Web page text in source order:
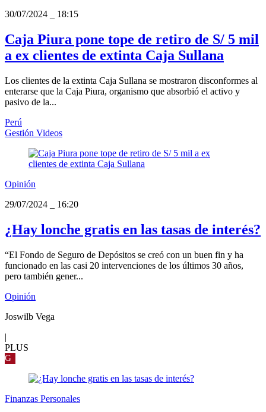
30/07/2024
18:15
Caja Piura pone tope de retiro de S/ 5 mil
a ex clientes de extinta Caja Sullana
Los clientes de la extinta Caja Sullana se mostraron disconformes al
enterarse que la Caja Piura, organismo que absorbió el activo y
pasivo de la...
Perú
Gestión Videos
Opinión
29/07/2024
16:20
¿Hay lonche gratis en las tasas de interés?
“El Fondo de Seguro de Depósitos se creó con un buen fin y ha
funcionado en las casi 20 intervenciones de los últimos 30 años,
pero también gener...
Opinión
Joswilb Vega
|
PLUS
G
Finanzas Personales